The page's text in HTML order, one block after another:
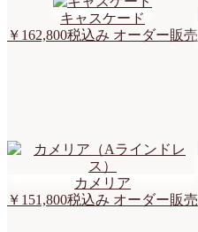
キャスケード
￥162,800税込み オーダー販売
カメリア
￥151,800税込み オーダー販売